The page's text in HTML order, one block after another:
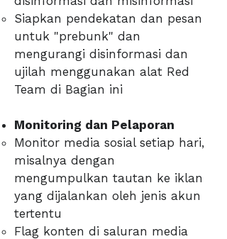
Siapkan pendekatan dan pesan
untuk "prebunk" dan
mengurangi disinformasi dan
ujilah menggunakan alat Red
Team di Bagian ini
Monitoring dan Pelaporan
Monitor media sosial setiap hari,
misalnya dengan
mengumpulkan tautan ke iklan
yang dijalankan oleh jenis akun
tertentu
Flag konten di saluran media